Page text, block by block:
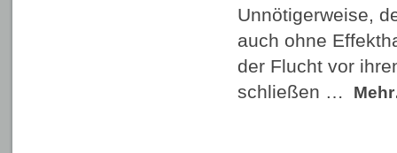
Unnötigerweise,
auch ohne
der Flucht vor
schließen …